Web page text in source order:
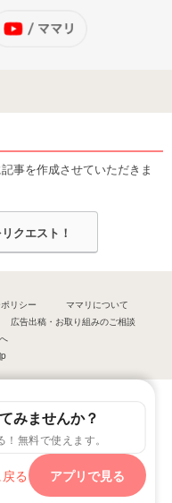
みませんか？
無料で使えます。
る アプリで見る
事を作成させていただきま
クエスト！
リシー
ママリについて
広告出稿・お取り組みのご相談